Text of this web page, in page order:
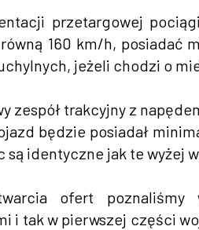
przetargowej
160 km/h, posiadać
jeżeli chodzi o
zespół trakcyjny z
będzie posiadał
są identyczne jak te wyżej
ofert poznaliśmy
i tak w pierwszej części